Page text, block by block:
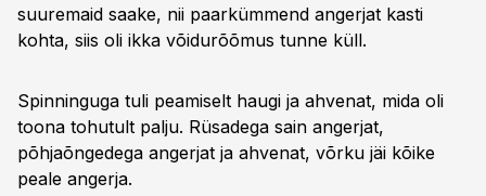
suuremaid saake, nii paarkümmend angerjat kasti
kohta, siis oli ikka võidurõõmus tunne küll.
Spinninguga tuli peamiselt haugi ja ahvenat, mida oli
toona tohutult palju. Rüsadega sain angerjat,
põhjaõngedega angerjat ja ahvenat, võrku jäi kõike
peale angerja.